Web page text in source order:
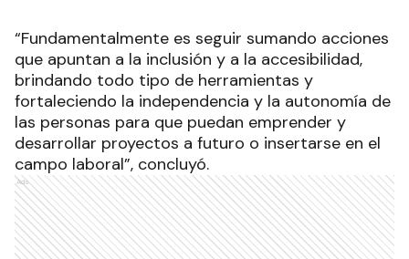
“Fundamentalmente es seguir sumando acciones
que apuntan a la inclusión y a la accesibilidad,
brindando todo tipo de herramientas y
fortaleciendo la independencia y la autonomía de
las personas para que puedan emprender y
desarrollar proyectos a futuro o insertarse en el
campo laboral”, concluyó.
Ads